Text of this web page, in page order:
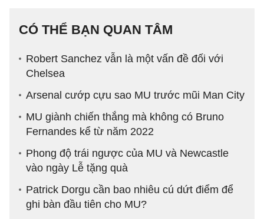
CÓ THỂ BẠN QUAN TÂM
Robert Sanchez vẫn là một vấn đề đối với
Chelsea
Arsenal cướp cựu sao MU trước mũi Man City
MU giành chiến thắng mà không có Bruno
Fernandes kể từ năm 2022
Phong độ trái ngược của MU và Newcastle
vào ngày Lễ tặng quà
Patrick Dorgu cần bao nhiêu cú dứt điểm để
ghi bàn đầu tiên cho MU?